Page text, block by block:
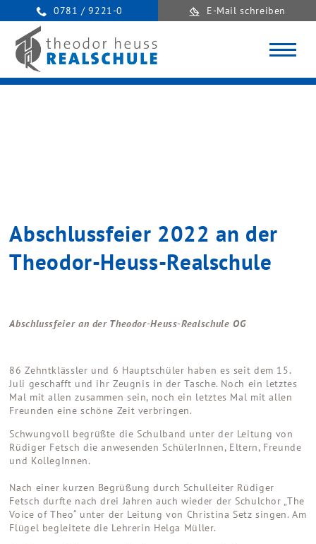
0781 / 9221-0 E-Mail schreiben
Abschlussfeier 2022 an der
Theodor-Heuss-Realschule
Abschlussfeier an der Theodor-Heuss-Realschule OG
86 Zehntklässler und 6 Hauptschüler haben es seit dem 15.
Juli geschafft und ihr Zeugnis in der Tasche. Noch ein letztes
Mal mit allen zusammen sein, noch ein letztes Mal mit allen
Freunden eine schöne Zeit verbringen.
Schwungvoll begrüßte die Schulband unter der Leitung von
Rüdiger Fetsch die anwesenden SchülerInnen, Eltern, Freunde
und KollegInnen.
Nach einer kurzen Begrüßung durch Schulleiter Rüdiger
Fetsch durfte nach drei Jahren auch wieder der Schulchor „The
Voice of Theo“ unter der Leitung von Christina Setz singen. Am
Flügel begleitete die Lehrerin Helga Müller.